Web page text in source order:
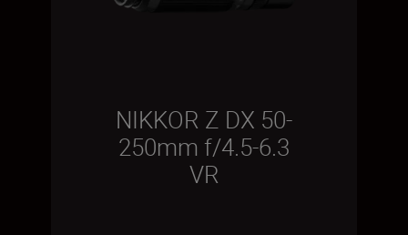
NIKKOR Z DX 50-
250mm f/4.5-6.3
VR